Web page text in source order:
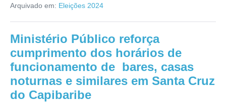
Arquivado em: Eleições 2024
Ministério Público reforça
cumprimento dos horários de
funcionamento de bares, casas
noturnas e similares em Santa Cruz
do Capibaribe